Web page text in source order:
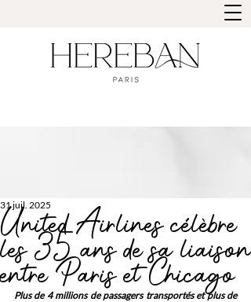
United Airlines célèbre
les 35 ans de sa liaison
entre Paris et Chicago
31 juil. 2025
Plus de 4 millions de passagers transportés et plus de